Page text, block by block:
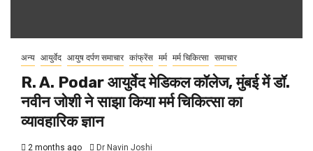
अन्य आयुर्वेद आयुष दर्पण समाचार कांफ्रेंस मर्म मर्म चिकित्सा समाचार
R. A. Podar आयुर्वेद मेडिकल कॉलेज, मुंबई में डॉ.
नवीन जोशी ने साझा किया मर्म चिकित्सा का
व्यावहारिक ज्ञान
2 months ago Dr Navin Joshi